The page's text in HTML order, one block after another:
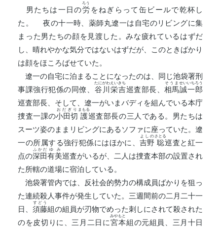
男たちは一日の労
ろう
をねぎらって缶ビールで乾杯し
た。 夜の十一時、薬師丸遼一は自宅のリビングに集
まった男たちの顔を見渡した。みな疲れているはずだ
し、晴れやかな気分ではないはずだが、このときばかり
は顔をほころばせていた。
遼一の自宅に泊まることになったのは、同じ池袋署刑
事課強行犯係の同僚、 谷川栄吉
たにがわえいきち
巡査部長、相馬
そうま
誠一郎
せいいちろう
巡査部長、そして、遼一がいまバディを組んでいる本庁
捜査一課の小田切
おだぎり
護
まもる
巡査部長の三人である。男たちは
スーツ姿のままリビングにあるソファに座っていた。遼
一の所属する強行犯係にはほかに、吉野
よしの
聡
さとる
巡査と紅一
点の深田
ふかだ
有美
ゆみ
巡査がいるが、二人は捜査本部の設置され
た所轄の道場に宿泊している。
池袋署管内では、反社会的勢力の構成員ばかりを狙っ
た連続殺人事件が発生していた。三週間前の二月二十一
日、須藤
すどう
組の組員が刃物でめった刺しにされて殺された
のを皮切りに、三月二日に宮本
みやもと
組の元組員、三月十日